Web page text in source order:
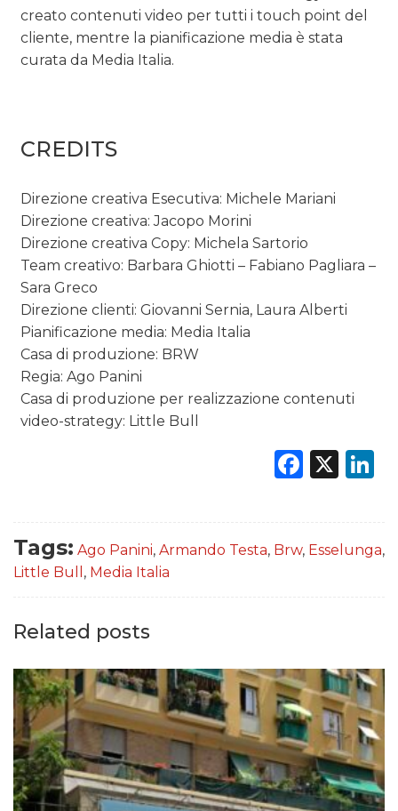
creato contenuti video per tutti i touch point del
cliente, mentre la pianificazione media è stata
curata da Media Italia.
CREDITS
Direzione creativa Esecutiva: Michele Mariani
Direzione creativa: Jacopo Morini
Direzione creativa Copy: Michela Sartorio
Team creativo: Barbara Ghiotti – Fabiano Pagliara –
Sara Greco
Direzione clienti: Giovanni Sernia, Laura Alberti
Pianificazione media: Media Italia
Casa di produzione: BRW
Regia: Ago Panini
Casa di produzione per realizzazione contenuti
video-strategy: Little Bull
X
Tags: Ago Panini, Armando Testa, Brw, Esselunga,
Little Bull , Media Italia
Related posts